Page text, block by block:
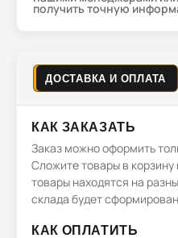
получить точную
ДОСТАВКА И ОПЛАТА
КАК ЗАКАЗАТЬ
Заказ можно оформить
Сложите товары в
товары находятся на
склада будет
КАК ОПЛАТИТЬ